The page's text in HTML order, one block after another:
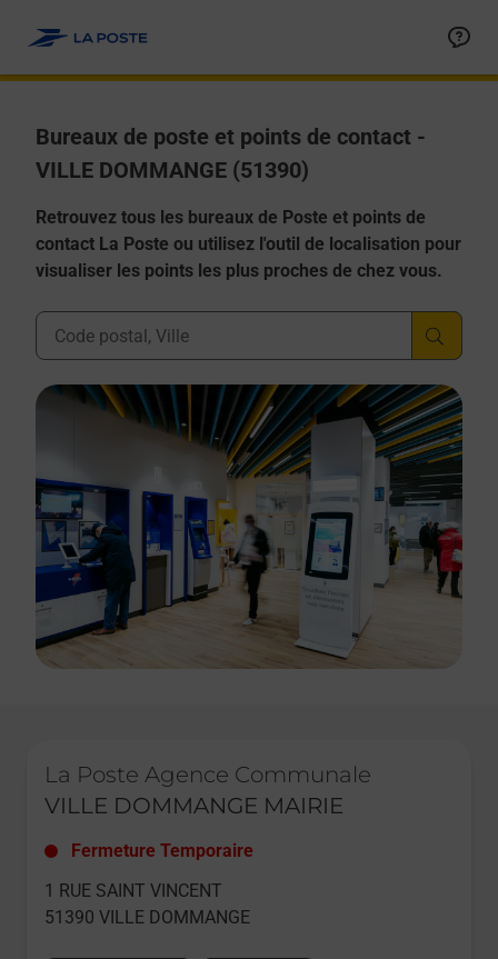
Bureaux de poste et points de contact -
VILLE DOMMANGE (51390)
Retrouvez tous les bureaux de Poste et points de
contact La Poste ou utilisez l'outil de localisation pour
visualiser les points les plus proches de chez vous.
Ville, Département, Code Postal
La Poste Agence Communale
VILLE DOMMANGE MAIRIE
Fermeture Temporaire
1 RUE SAINT VINCENT
51390 VILLE DOMMANGE